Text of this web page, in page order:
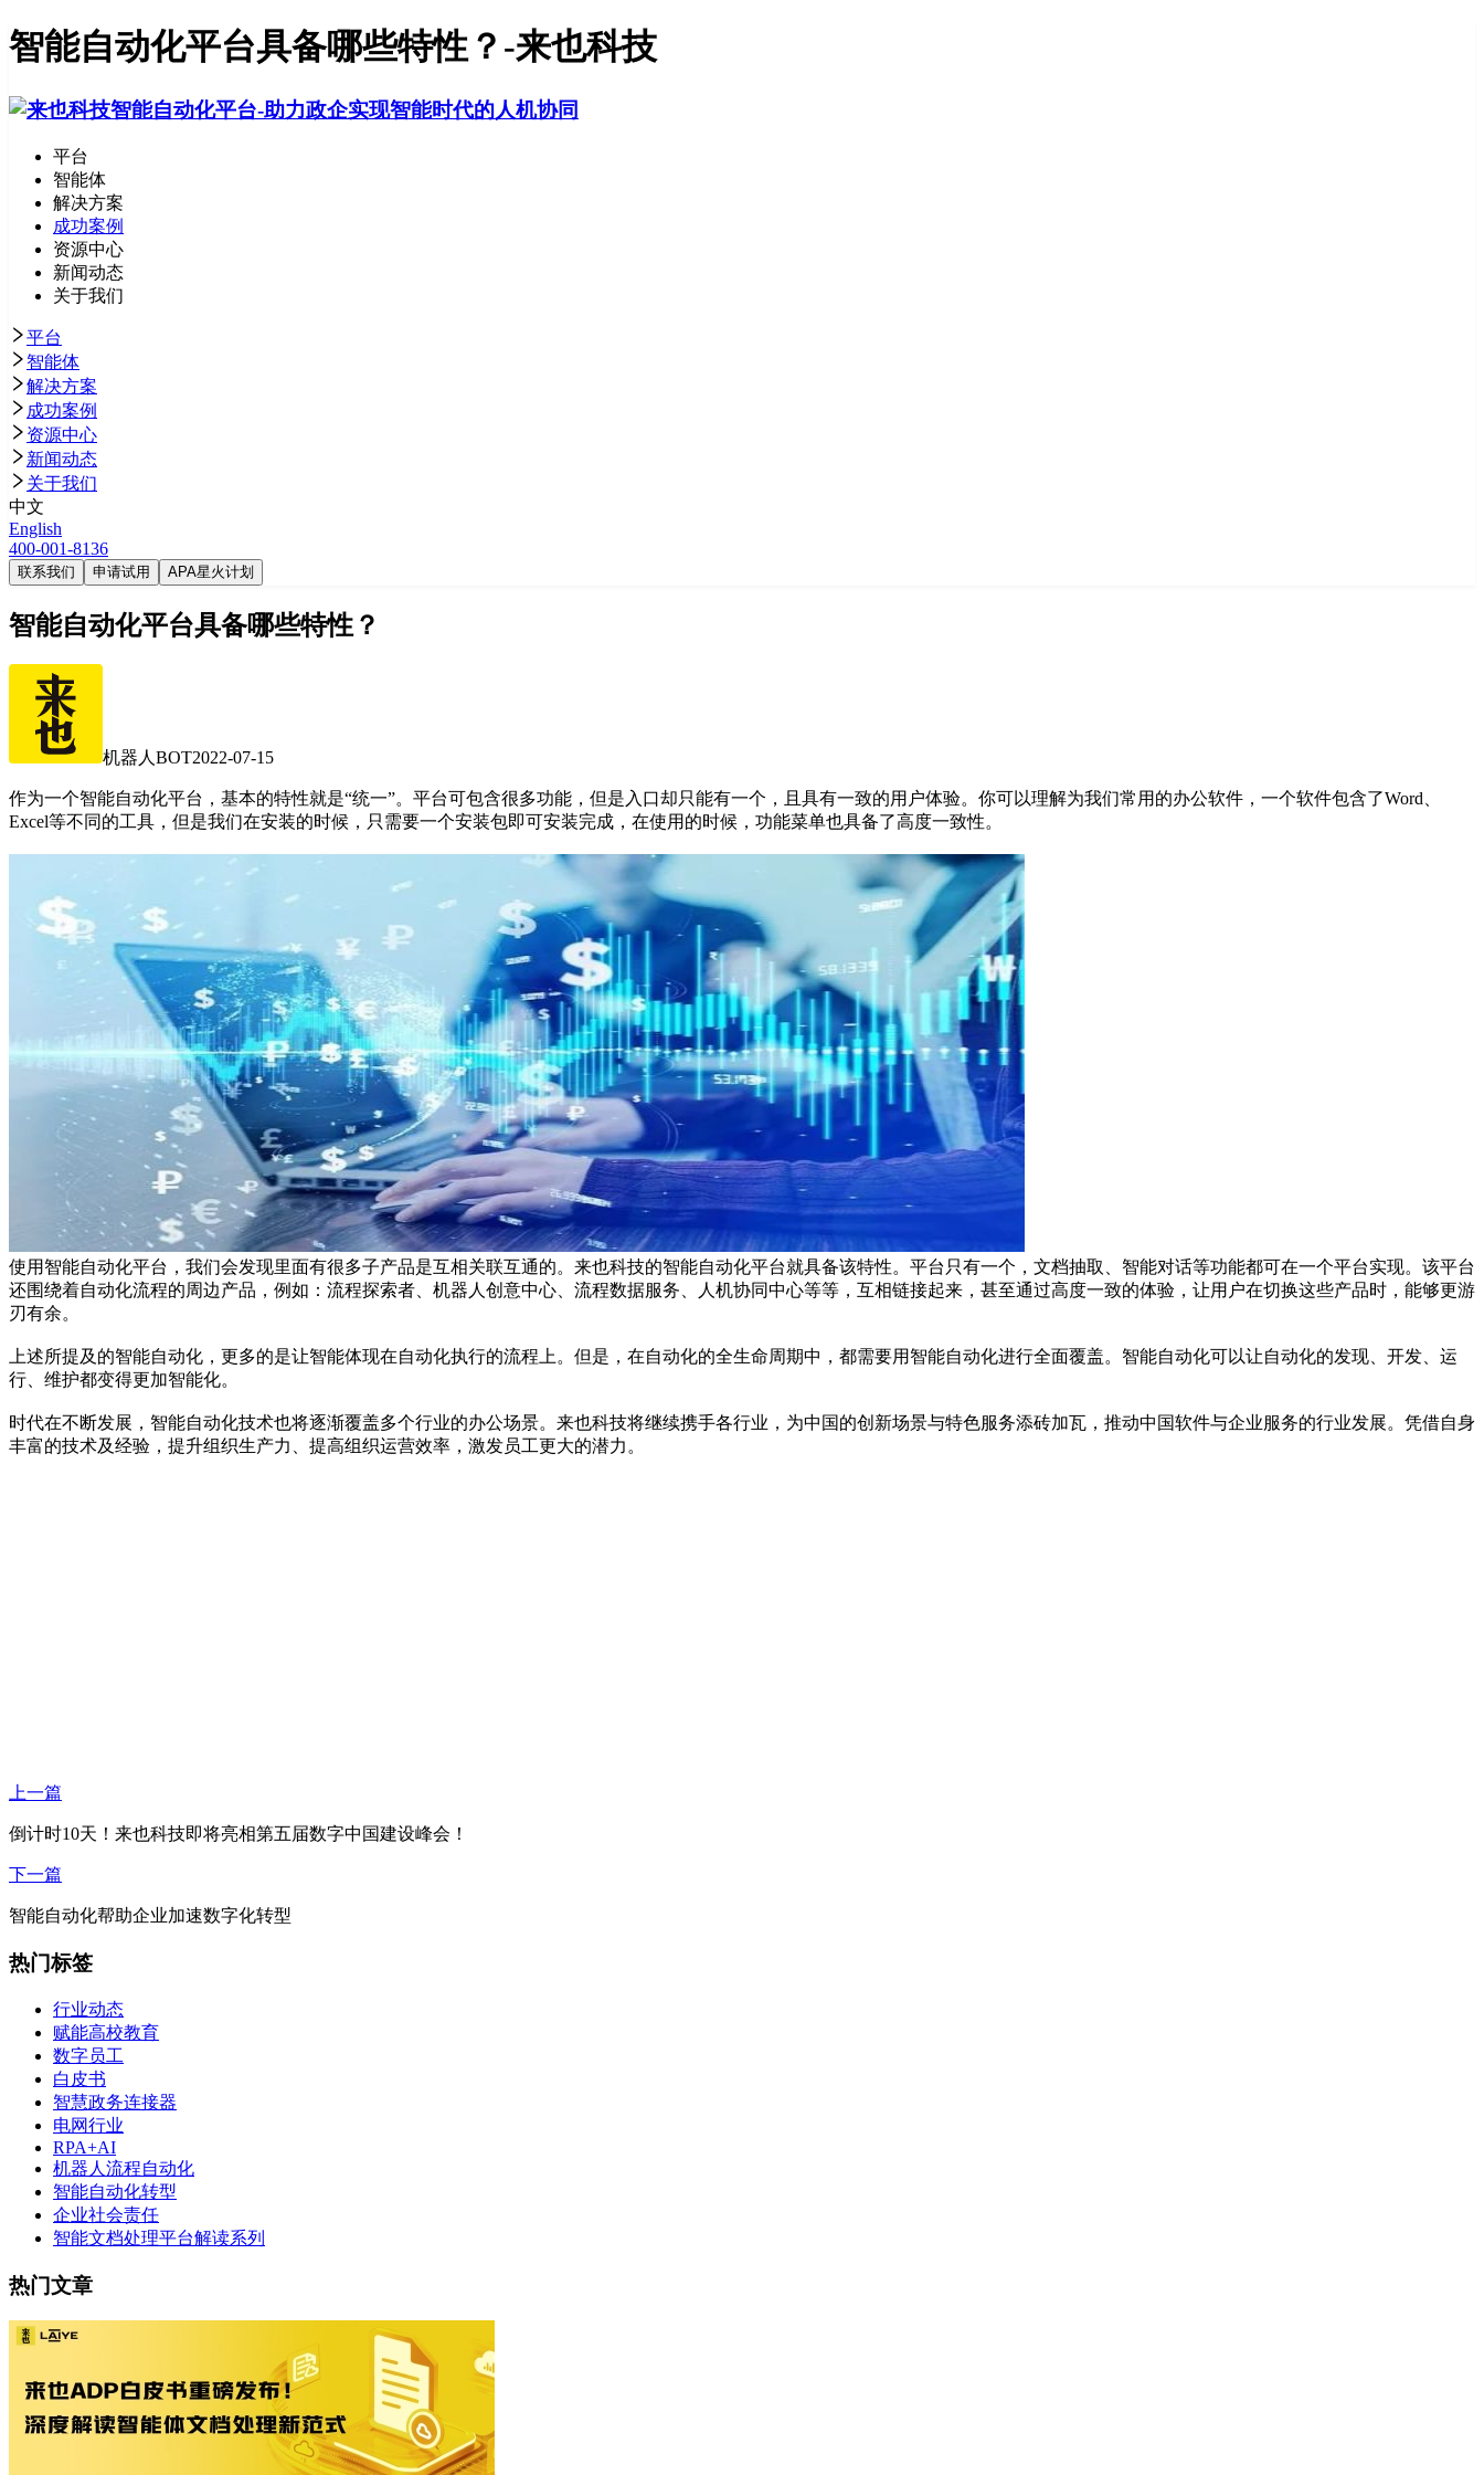
智能自动化平台具备哪些特性？-来也科技
平台
智能体
解决方案
成功案例
资源中心
新闻动态
关于我们
平台
智能体
解决方案
成功案例
资源中心
新闻动态
关于我们
中文
English
400-001-8136
联系我们 申请试用 APA星火计划
智能自动化平台具备哪些特性？
机器人BOT2022-07-15
作为一个智能自动化平台，基本的特性就是“统一”。平台可包含很多功能，但是入口却只能有一个，且具有一致的用户体验。你可以理解为我们常用的办公软件，一个软件包含了Word、
Excel等不同的工具，但是我们在安装的时候，只需要一个安装包即可安装完成，在使用的时候，功能菜单也具备了高度一致性。
使用智能自动化平台，我们会发现里面有很多子产品是互相关联互通的。来也科技的智能自动化平台就具备该特性。平台只有一个，文档抽取、智能对话等功能都可在一个平台实现。该平台
还围绕着自动化流程的周边产品，例如：流程探索者、机器人创意中心、流程数据服务、人机协同中心等等，互相链接起来，甚至通过高度一致的体验，让用户在切换这些产品时，能够更游
刃有余。
上述所提及的智能自动化，更多的是让智能体现在自动化执行的流程上。但是，在自动化的全生命周期中，都需要用智能自动化进行全面覆盖。智能自动化可以让自动化的发现、开发、运
行、维护都变得更加智能化。
时代在不断发展，智能自动化技术也将逐渐覆盖多个行业的办公场景。来也科技将继续携手各行业，为中国的创新场景与特色服务添砖加瓦，推动中国软件与企业服务的行业发展。凭借自身
丰富的技术及经验，提升组织生产力、提高组织运营效率，激发员工更大的潜力。
上一篇
倒计时10天！来也科技即将亮相第五届数字中国建设峰会！
下一篇
智能自动化帮助企业加速数字化转型
热门标签
行业动态
赋能高校教育
数字员工
白皮书
智慧政务连接器
电网行业
RPA+AI
机器人流程自动化
智能自动化转型
企业社会责任
智能文档处理平台解读系列
热门文章